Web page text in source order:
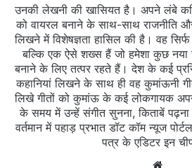
उनकी लेखनी की खासियत है। अपने लंबे
को वायरल बनाने के साथ-साथ राजनीति
लिखने में विशेषज्ञता हासिल की है। वह
बल्कि एक ऐसे शख्स हैं जो हमेशा कुछ
बनाने के लिए तत्पर रहते हैं। देश के कई
कहानियां लिखने के साथ ही वह कुमांऊनी
लिखे गीतों को कुमांऊ के कई लोकगायक
के समय में उन्हें संगीत सुनना, किताबें
वर्तमान में पहाड़ प्रभात डॉट कॉम न्यूज
पत्र के एडिटर इन